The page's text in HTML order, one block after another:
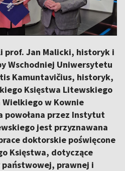
prof. Jan Malicki, historyk i
Wschodniej Uniwersytetu
Kamuntavičius, historyk,
Księstwa Litewskiego
w Kownie
powołana przez Instytut
jest przyznawana
doktorskie poświęcone
Księstwa, dotyczące
prawnej i